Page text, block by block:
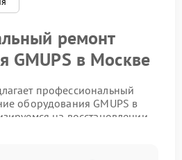
ремонт
GMUPS в Москве
профессиональный
оборудования GMUPS в
на восстановлении
питания,